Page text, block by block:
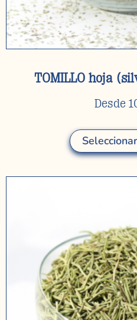
TOMILLO hoja
Desde